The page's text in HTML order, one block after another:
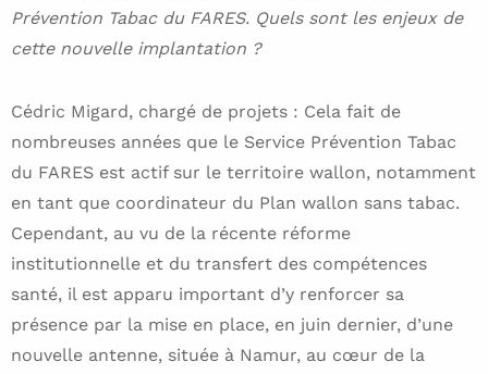
Prévention Tabac du FARES. Quels sont les enjeux de
cette nouvelle implantation ?
Cédric Migard, chargé de projets : Cela fait de
nombreuses années que le Service Prévention Tabac
du FARES est actif sur le territoire wallon, notamment
en tant que coordinateur du Plan wallon sans tabac.
Cependant, au vu de la récente réforme
institutionnelle et du transfert des compétences
santé, il est apparu important d’y renforcer sa
présence par la mise en place, en juin dernier, d’une
nouvelle antenne, située à Namur, au cœur de la